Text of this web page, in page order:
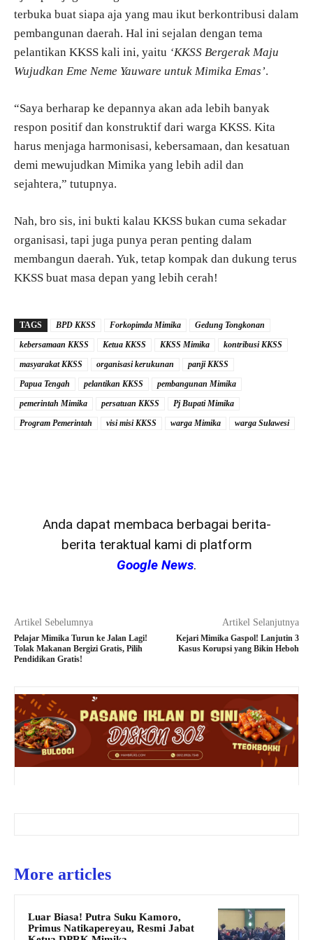
terbuka buat siapa aja yang mau ikut berkontribusi dalam
pembangunan daerah. Hal ini sejalan dengan tema
pelantikan KKSS kali ini, yaitu ‘KKSS Bergerak Maju
Wujudkan Eme Neme Yauware untuk Mimika Emas’.
“Saya berharap ke depannya akan ada lebih banyak
respon positif dan konstruktif dari warga KKSS. Kita
harus menjaga harmonisasi, kebersamaan, dan kesatuan
demi mewujudkan Mimika yang lebih adil dan
sejahtera,” tutupnya.
Nah, bro sis, ini bukti kalau KKSS bukan cuma sekadar
organisasi, tapi juga punya peran penting dalam
membangun daerah. Yuk, tetap kompak dan dukung terus
KKSS buat masa depan yang lebih cerah!
TAGS BPD KKSS Forkopimda Mimika
Gedung Tongkonan
kebersamaan KKSS
Ketua KKSS KKSS Mimika
kontribusi KKSS
masyarakat KKSS
organisasi kerukunan
panji KKSS
Papua Tengah
pelantikan KKSS
pembangunan Mimika
pemerintah Mimika
persatuan KKSS
Pj Bupati Mimika
Program Pemerintah
visi misi KKSS warga Mimika warga Sulawesi
Anda dapat membaca berbagai berita-
berita teraktual kami di platform
Google News.
Artikel Sebelumnya
Pelajar Mimika Turun ke Jalan Lagi!
Tolak Makanan Bergizi Gratis, Pilih
Pendidikan Gratis!
Artikel Selanjutnya
Kejari Mimika Gaspol! Lanjutin 3
Kasus Korupsi yang Bikin Heboh
More articles
Luar Biasa! Putra Suku Kamoro,
Primus Natikapereyau, Resmi Jabat